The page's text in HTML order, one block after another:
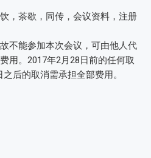
，茶歇，同传，会议资料，注册
能参加本次会议，可由他人代
用。2017年2月28日前的任何取
后的取消需承担全部费用。